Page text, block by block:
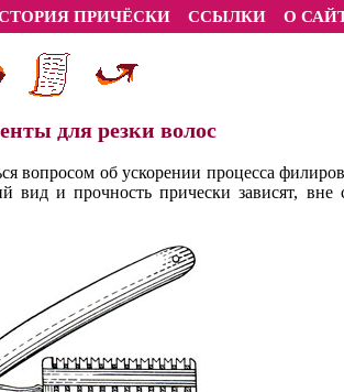
ПРИЧЁСКИ ССЫЛКИ О
для резки волос
вопросом об ускорении процесса
вид и прочность прически зависят, вне